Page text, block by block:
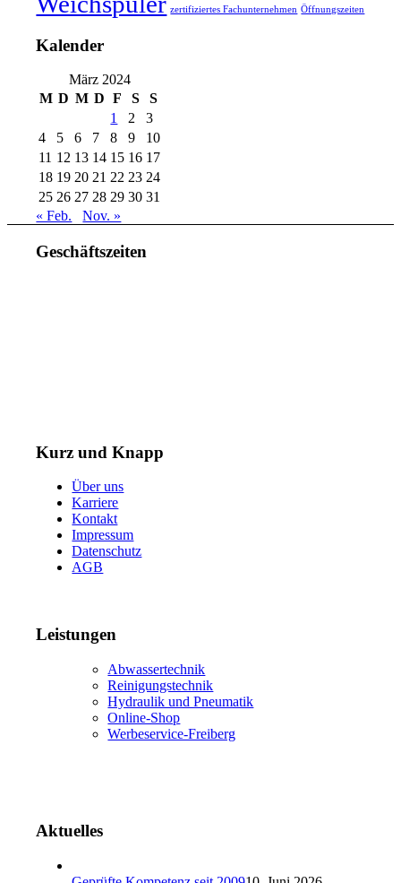
zertifiziertes Fachunternehmen Öffnungszeiten
Kalender
März 2024
M D M D F S
S
1
2
3
4
5 6 7 8 9
10
11 12 13 14 15 16 17
18 19 20 21 22 23 24
25 26 27 28 29 30 31
« Feb.
Nov. »
Geschäftszeiten
Kurz und Knapp
Über uns
Karriere
Kontakt
Impressum
Datenschutz
AGB
Leistungen
Abwassertechnik
Reinigungstechnik
Hydraulik und Pneumatik
Online-Shop
Werbeservice-Freiberg
Aktuelles